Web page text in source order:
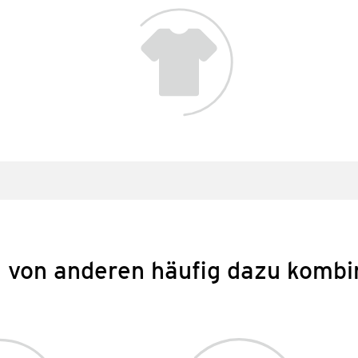
von anderen häufig dazu